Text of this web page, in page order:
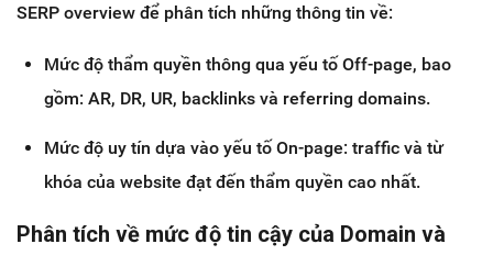
SERP overview để phân tích những thông tin về:
Mức độ thẩm quyền thông qua yếu tố Off-page, bao
gồm: AR, DR, UR, backlinks và referring domains.
Mức độ uy tín dựa vào yếu tố On-page: traffic và từ
khóa của website đạt đến thẩm quyền cao nhất.
Phân tích về mức độ tin cậy của Domain và